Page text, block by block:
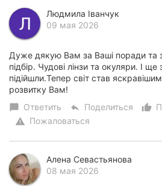
Людмила Іванчук
09 мая 2026
Дуже дякую Вам за Ваші поради та
підбір. Чудові лінзи та окуляри. І ще
підійшли.Тепер світ став яскравішим
розвитку Вам!
chat_bubble Ответить reply Поделиться
warning Пожаловаться
Алена Севастьянова
08 мая 2026